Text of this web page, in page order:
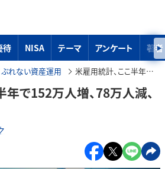
待 NISA テーマ アンケート 著者
ぶれない資産運用 米雇用統計、ここ半年で152万人増、78万人減、どっちが本当？
年で152万人増、78万人減、